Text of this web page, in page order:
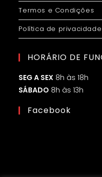
Termos e Condições
Política de privacidade
HORÁRIO DE
SEG A SEX 8h às 18h
SÁBADO 8h às 13h
Facebook